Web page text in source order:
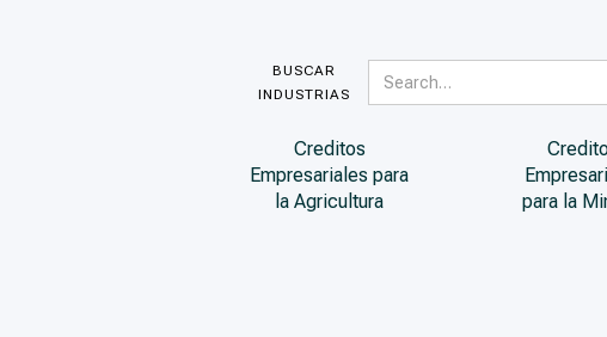
BUSCAR
INDUSTRIAS
Creditos
Empresariales para
la Agricultura
para la